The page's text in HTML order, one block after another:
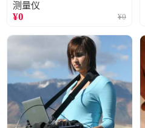
测量仪
¥0 ¥0